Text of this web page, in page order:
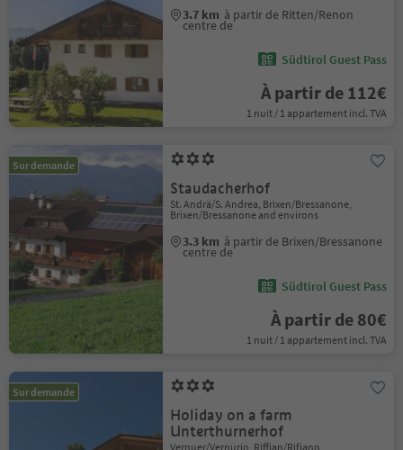
3.7 km à partir de Ritten/Renon
centre de
Südtirol Guest Pass
À partir de 112€
1 nuit / 1 appartement incl. TVA
Sur demande
Staudacherhof
St. Andrä/S. Andrea, Brixen/Bressanone,
Brixen/Bressanone and environs
3.3 km à partir de Brixen/Bressanone
centre de
Südtirol Guest Pass
À partir de 80€
1 nuit / 1 appartement incl. TVA
Sur demande
Holiday on a farm
Unterthurnerhof
Vernuer/Vernurio, Riffian/Rifiano,